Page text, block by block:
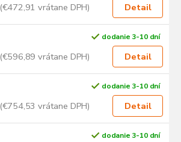
(€472,91 vrátane DPH) Detail
dodanie 3-10 dní
(€596,89 vrátane DPH) Detail
dodanie 3-10 dní
(€754,53 vrátane DPH) Detail
dodanie 3-10 dní